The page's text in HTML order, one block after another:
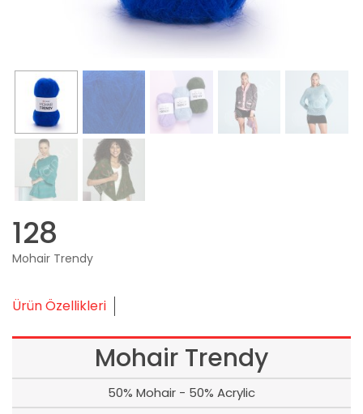
128
Mohair Trendy
Ürün Özellikleri
Mohair Trendy
50% Mohair - 50% Acrylic